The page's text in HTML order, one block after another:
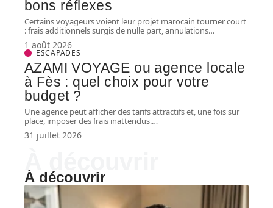
bons réflexes
Certains voyageurs voient leur projet marocain tourner court
: frais additionnels surgis de nulle part, annulations…
1 août 2026
ESCAPADES
AZAMI VOYAGE ou agence locale
à Fès : quel choix pour votre
budget ?
Une agence peut afficher des tarifs attractifs et, une fois sur
place, imposer des frais inattendus.…
31 juillet 2026
À découvrir